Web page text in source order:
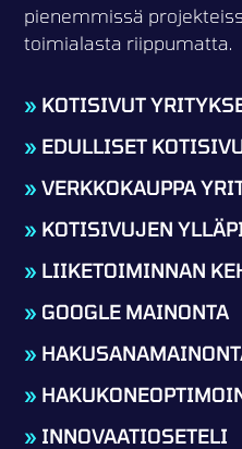
pienemmissä
toimialasta riippumatta.
» KOTISIVUT
» EDULLISET
» VERKKOKAUPPA
» KOTISIVUJEN
» LIIKETOIMINNAN
» GOOGLE MAINONTA
»
»
» INNOVAATIOSETELI